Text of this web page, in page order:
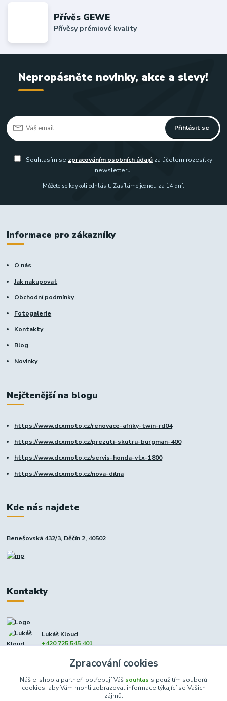
Přívěs GEWE
Přívěsy prémiové kvality
Nepropásněte novinky, akce a slevy!
Přihlásit se
Souhlasím se zpracováním osobních údajů za účelem rozesílky
newsletteru.
Můžete se kdykoli odhlásit. Zasíláme jednou za 14 dní.
Informace pro zákazníky
O nás
Jak nakupovat
Obchodní podmínky
Fotogalerie
Kontakty
Blog
Novinky
Nejčtenější na blogu
https://www.dcxmoto.cz/renovace-afriky-twin-rd04
https://www.dcxmoto.cz/prezuti-skutru-burgman-400
https://www.dcxmoto.cz/servis-honda-vtx-1800
https://www.dcxmoto.cz/nova-dilna
Kde nás najdete
Benešovská 432/3, Děčín 2, 40502
Kontakty
Lukáš Kloud
+420 725 545 401
Zpracování cookies
Náš e-shop a partneři potřebují Váš souhlas s použitím souborů
cookies, aby Vám mohli zobrazovat informace týkající se Vašich
zájmů.